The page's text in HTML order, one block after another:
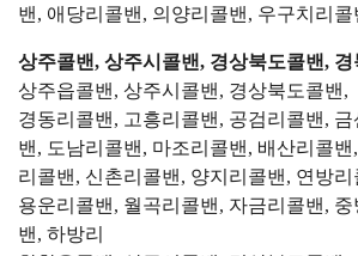
밴, 애당리콜밴, 의양리콜밴, 우구치리
상주콜밴, 상주시콜밴, 경상북도콜밴, 경
상주읍콜밴, 상주시콜밴, 경상북도콜밴,
경동리콜밴, 고흥리콜밴, 공검리콜밴,
밴, 도남리콜밴, 마조리콜밴, 배산리콜
리콜밴, 신촌리콜밴, 양지리콜밴, 연방
용운리콜밴, 월곡리콜밴, 자금리콜밴,
밴, 하방리